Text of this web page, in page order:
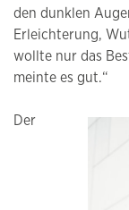
den dunklen
Erleichterung,
wollte nur das
meinte es gut.“
Der